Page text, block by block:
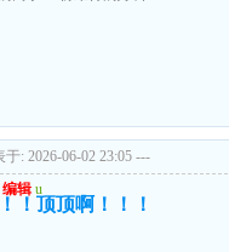
于: 2026-06-02 23:05 ---
编辑 u
！顶顶啊！！！